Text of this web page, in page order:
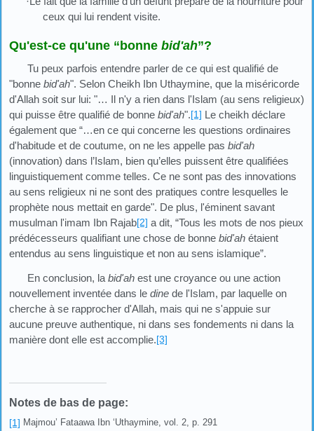
ceux qui lui rendent visite.
Qu'est-ce qu'une “bonne bid'ah”?
Tu peux parfois entendre parler de ce qui est qualifié de
"bonne bid'ah". Selon Cheikh Ibn Uthaymine, que la miséricorde
d'Allah soit sur lui: "… Il n'y a rien dans l'Islam (au sens religieux)
qui puisse être qualifié de bonne bid'ah".[1] Le cheikh déclare
également que “…en ce qui concerne les questions ordinaires
d'habitude et de coutume, on ne les appelle pas bid'ah
(innovation) dans l’Islam, bien qu’elles puissent être qualifiées
linguistiquement comme telles. Ce ne sont pas des innovations
au sens religieux ni ne sont des pratiques contre lesquelles le
prophète nous mettait en garde". De plus, l'éminent savant
musulman l'imam Ibn Rajab[2] a dit, “Tous les mots de nos pieux
prédécesseurs qualifiant une chose de bonne bid'ah étaient
entendus au sens linguistique et non au sens islamique”.
En conclusion, labid'ah est une croyance ou une action
nouvellement inventée dans le dine de l'Islam, par laquelle on
cherche à se rapprocher d'Allah, mais qui ne s'appuie sur
aucune preuve authentique, ni dans ses fondements ni dans la
manière dont elle est accomplie.[3]
Notes de bas de page:
[1] Majmou’ Fataawa Ibn ‘Uthaymine, vol. 2, p. 291